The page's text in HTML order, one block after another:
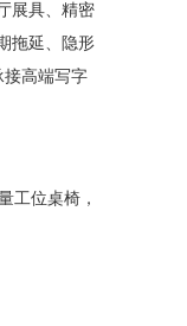
展具、精密
拖延、隐形
接高端写字
工位桌椅，